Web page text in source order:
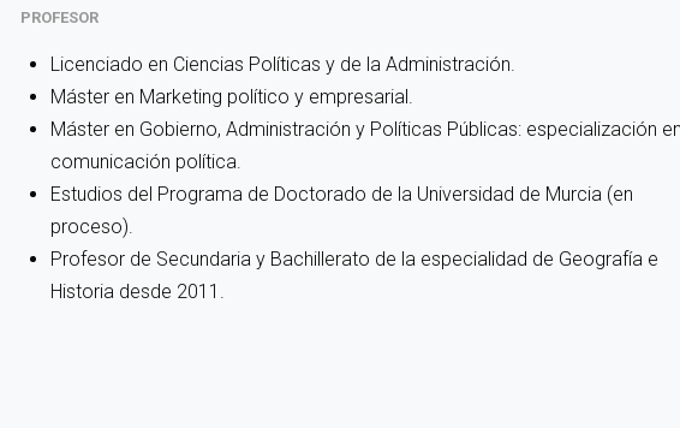
PROFESOR
Licenciado en Ciencias Políticas y de la Administración.
Máster en Marketing político y empresarial.
Máster en Gobierno, Administración y Políticas Públicas: especialización
comunicación política.
Estudios del Programa de Doctorado de la Universidad de Murcia (en
proceso).
Profesor de Secundaria y Bachillerato de la especialidad de Geografía e
Historia desde 2011.